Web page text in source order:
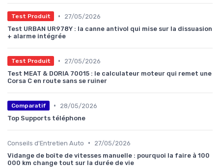
Test Produit •
27/05/2026
Test URBAN UR978Y : la canne antivol qui mise sur la dissuasion
+ alarme intégrée
Test Produit •
27/05/2026
Test MEAT & DORIA 70015 : le calculateur moteur qui remet une
Corsa C en route sans se ruiner
Comparatif •
28/05/2026
Top Supports téléphone
Conseils d'Entretien Auto •
27/05/2026
Vidange de boîte de vitesses manuelle : pourquoi la faire à 100
000 km change tout sur la durée de vie